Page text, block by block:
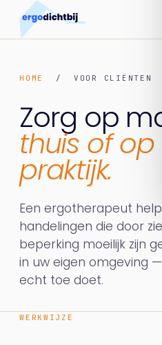
HOME / VOOR CLIËNTEN
Zorg op
thuis of op
praktijk.
Een ergotherapeut
handelingen die door
beperking moeilijk zijn
in uw eigen omgeving
echt toe doet.
WERKWIJZE